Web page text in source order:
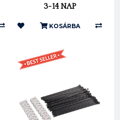
3-14 NAP
KOSÁRBA